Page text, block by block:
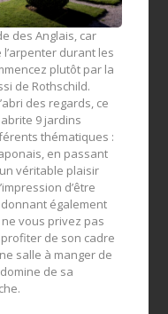
des Anglais, car
durant les
plutôt par la
de Rothschild.
des regards, ce
9 jardins
thématiques :
en passant
véritable plaisir
d’être
également
vous privez pas
de son cadre
salle à manger de
de sa